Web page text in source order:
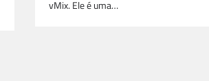
vMix. Ele é uma…